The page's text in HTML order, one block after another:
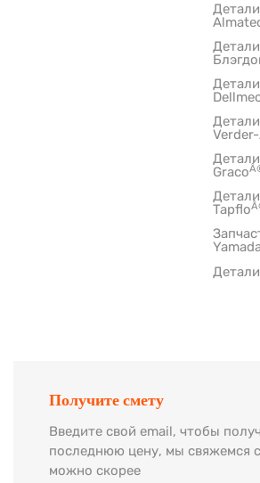
Graco
Tapflo
Получите смету
Введите свой email, чтобы
последнюю цену, мы свяжемся
можно скорее